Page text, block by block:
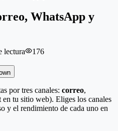
WhatsApp y
lectura
176
por tres canales: correo,
tu sitio web). Eliges los canales
y el rendimiento de cada uno en